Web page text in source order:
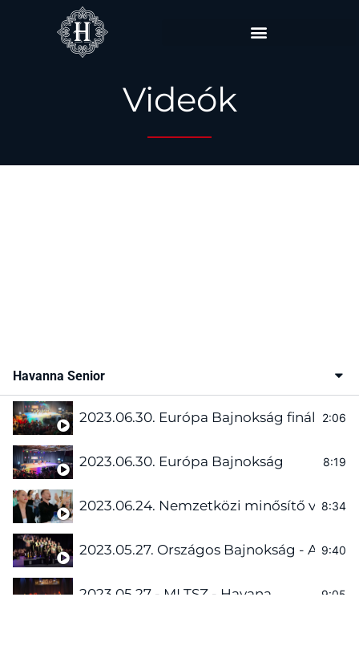
Videók
Havanna Senior
2023.06.30. Európa Bajnokság finálé2:06
2023.06.30. Európa Bajnokság 8:19
2023.06.24. Nemzetközi minősítő 8:34
2023.05.27. Országos Bajnokság - 9:40
2023.05.27 - MLTSZ - Havana 9:05